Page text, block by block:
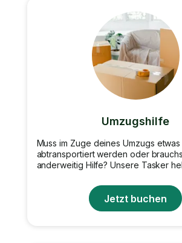
Umzugshilfe
Muss im Zuge deines Umzugs etwas
abtransportiert werden oder
anderweitig Hilfe? Unsere Tasker
Jetzt buchen